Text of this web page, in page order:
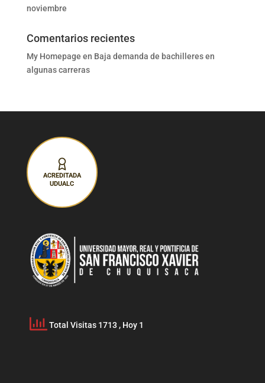
noviembre
Comentarios recientes
My Homepage en Baja demanda de bachilleres en
algunas carreras
ACREDITADA
UDUALC
Total Visitas 1713 , Hoy 1